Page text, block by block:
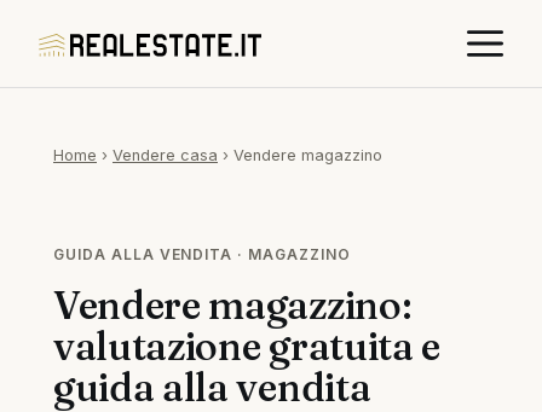
contenuto
Home › Vendere casa › Vendere magazzino
GUIDA ALLA VENDITA · MAGAZZINO
Vendere magazzino:
valutazione gratuita e
guida alla vendita